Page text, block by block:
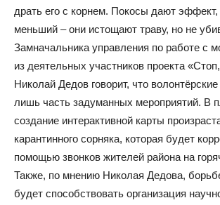
драть его с корнем. Покосы дают
меньший – они истощают траву, но не
Замначальника управления по работе с
из деятельных участников проекта
Николай Дедов говорит, что
лишь часть задуманных мероприятий. В
создание интерактивной карты
карантинного сорняка, которая будет
помощью звонков жителей района на
Также, по мнению Николая Дедова,
будет способствовать организация